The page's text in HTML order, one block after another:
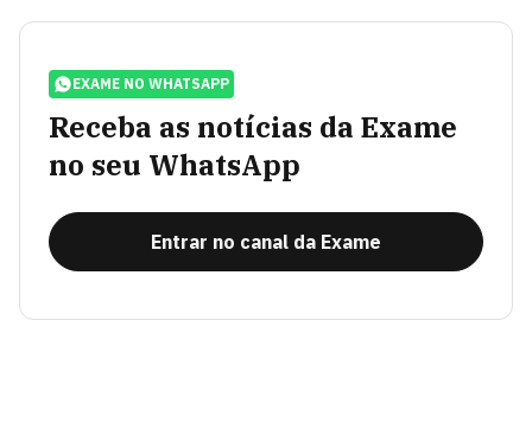
EXAME NO WHATSAPP
Receba as notícias da Exame
no seu WhatsApp
Entrar no canal da Exame